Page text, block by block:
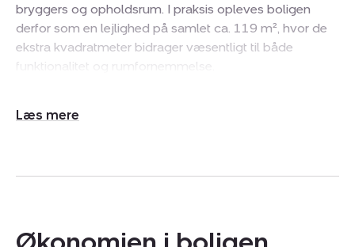
bryggers og opholdsrum. I praksis opleves boligen
derfor som en lejlighed på samlet ca. 119 m², hvor de
ekstra kvadratmeter bidrager væsentligt til både
funktionalitet og rumfornemmelse.
alrum, hvor lyset strømmer ind fra tagvinduerne og
hverdagen, mens udgangen til den vestvendte altan
gør boligen oplagt til både familien eller parret, der